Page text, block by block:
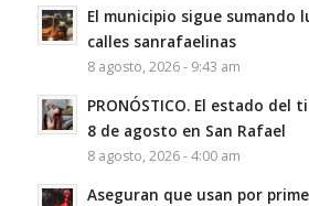
El municipio sigue sumando
calles sanrafaelinas
8 agosto, 2026 - 9:43 am
PRONÓSTICO. El estado del
8 de agosto en San Rafael
8 agosto, 2026 - 4:00 am
Aseguran que usan por